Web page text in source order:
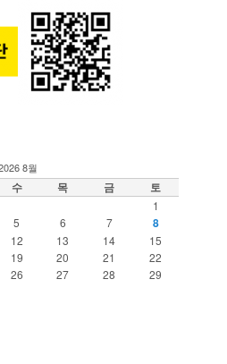
8월
수 목 금 토
1
5 6 7 8
12 13 14
15
19 20 21
22
26 27 28
29